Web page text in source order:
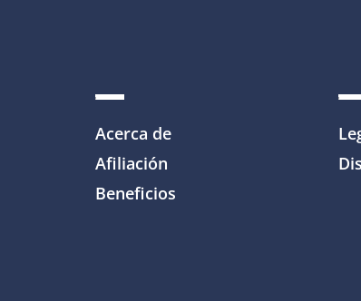
Acerca de
Afiliación
Beneficios